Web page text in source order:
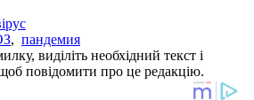
, пандемия
виділіть необхідний текст і
повідомити про це редакцію.